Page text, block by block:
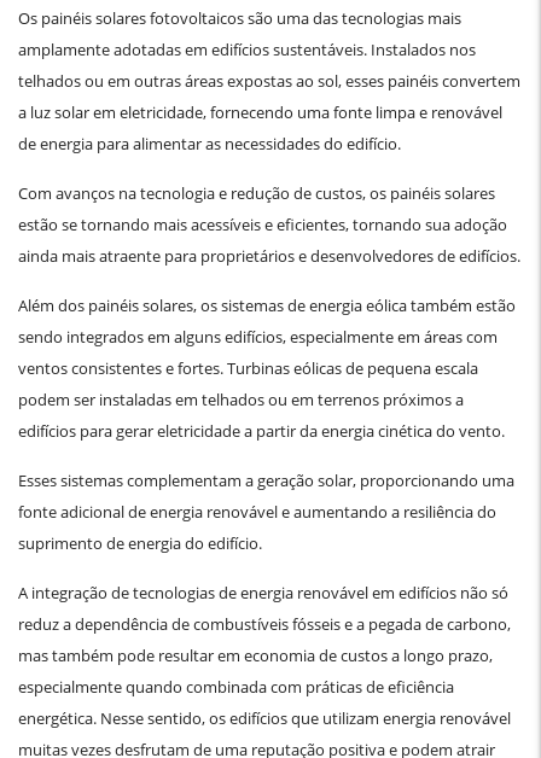
Os painéis solares fotovoltaicos são uma das tecnologias mais
amplamente adotadas em edifícios sustentáveis. Instalados nos
telhados ou em outras áreas expostas ao sol, esses painéis convertem
a luz solar em eletricidade, fornecendo uma fonte limpa e renovável
de energia para alimentar as necessidades do edifício.
Com avanços na tecnologia e redução de custos, os painéis solares
estão se tornando mais acessíveis e eficientes, tornando sua adoção
ainda mais atraente para proprietários e desenvolvedores de edifícios.
Além dos painéis solares, os sistemas de energia eólica também estão
sendo integrados em alguns edifícios, especialmente em áreas com
ventos consistentes e fortes. Turbinas eólicas de pequena escala
podem ser instaladas em telhados ou em terrenos próximos a
edifícios para gerar eletricidade a partir da energia cinética do vento.
Esses sistemas complementam a geração solar, proporcionando uma
fonte adicional de energia renovável e aumentando a resiliência do
suprimento de energia do edifício.
A integração de tecnologias de energia renovável em edifícios não só
reduz a dependência de combustíveis fósseis e a pegada de carbono,
mas também pode resultar em economia de custos a longo prazo,
especialmente quando combinada com práticas de eficiência
energética. Nesse sentido, os edifícios que utilizam energia renovável
muitas vezes desfrutam de uma reputação positiva e podem atrair